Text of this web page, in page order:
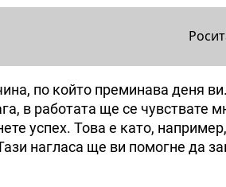
по кoйто преминава деня
в работата ще се чувствате
успех. Това е като,
нагласа ще ви помогне да